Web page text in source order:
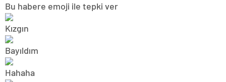
Bu habere emoji ile tepki ver